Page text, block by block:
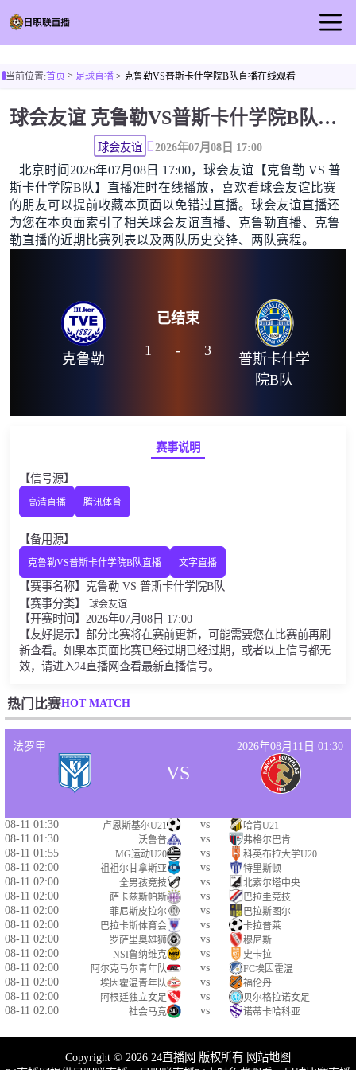
足球直播
足球视频
足球新闻
当前位置:首页> 足球直播> 克鲁勒VS普斯卡什学院B队直播在线观看
球会友谊 克鲁勒VS普斯卡什学院B队直播在线观看高清无插件
球会友谊 2026年07月08日 17:00
北京时间2026年07月08日 17:00，球会友谊【克鲁勒 VS 普
斯卡什学院B队】直播准时在线播放，喜欢看球会友谊比赛
的朋友可以提前收藏本页面以免错过直播。球会友谊直播还
为您在本页面索引了相关球会友谊直播、克鲁勒直播、克鲁
勒直播的近期比赛列表以及两队历史交锋、两队赛程。
克鲁勒
1 - 3
已结束
普斯卡什学
院B队
赛事说明
【信号源】
高清直播 腾讯体育
【备用源】
克鲁勒VS普斯卡什学院B队直播 文字直播
【赛事名称】克鲁勒 VS 普斯卡什学院B队
【赛事分类】 球会友谊
【开赛时间】2026年07月08日 17:00
【友好提示】部分比赛将在赛前更新，可能需要您在比赛前再刷
新查看。如果本页面比赛已经过期已经过期，或者以上信号都无
效，请进入24直播网查看最新直播信号。
热门比赛HOT MATCH
法罗甲 2026年08月11日 01:30
VS
08-11 01:30 卢恩斯基尔U21 vs 哈肯U21
08-11 01:30 沃鲁普 vs 弗格尔巴肯
08-11 01:55 MG运动U20 vs 科英布拉大学U20
08-11 02:00 祖祖尔甘拿斯亚 vs 特里斯顿
08-11 02:00 全男孩竞技 vs 北索尔塔中央
08-11 02:00 萨卡兹斯帕斯 vs 巴拉圭竞技
08-11 02:00 菲尼斯皮拉尔 vs 巴拉斯图尔
08-11 02:00 巴拉卡斯体育会 vs 卡拉普莱
08-11 02:00 罗萨里奥雄狮 vs 穆尼斯
08-11 02:00 NSI鲁纳维克 vs 史卡拉
08-11 02:00 阿尔克马尔青年队 vs FC埃因霍温
08-11 02:00 埃因霍温青年队 vs 福伦丹
08-11 02:00 阿根廷独立女足 vs 贝尔格拉诺女足
08-11 02:00 社会马竞 vs 诺蒂卡哈科亚
Copyright © 2026 24直播网 版权所有 网站地图